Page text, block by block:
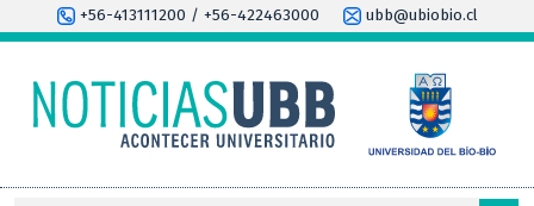
+56-413111200 / +56-422463000 ubb@ubiobio.cl